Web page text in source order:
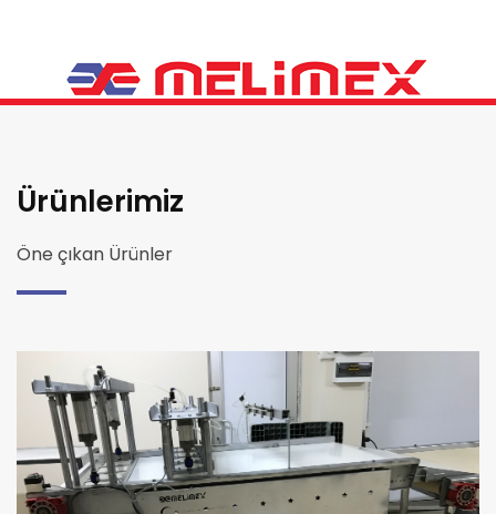
Ürünlerimiz
Öne çıkan Ürünler